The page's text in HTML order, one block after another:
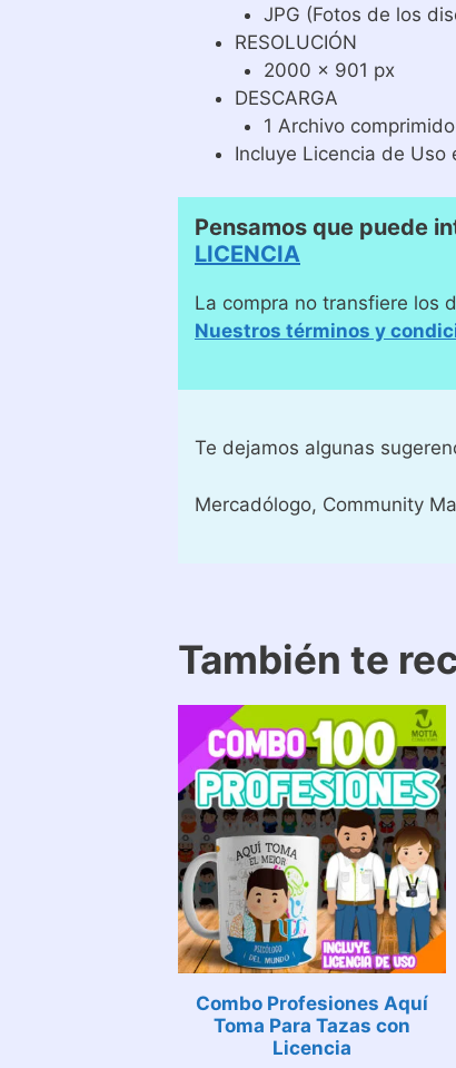
JPG (Fotos de los
RESOLUCIÓN
2000 x 901 px
DESCARGA
1 Archivo
Incluye Licencia de Uso
Pensamos que puede
LICENCIA
La compra no transfiere los
Nuestros términos y
Te dejamos algunas
Mercadólogo, Community
También te
Combo Profesiones Aquí
Toma Para Tazas con
Licencia